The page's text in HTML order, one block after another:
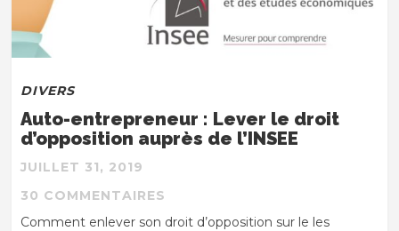
DIVERS
Auto-entrepreneur : Lever le droit
d’opposition auprès de l’INSEE
JUILLET 31, 2019
30 COMMENTAIRES
Comment enlever son droit d’opposition sur le les